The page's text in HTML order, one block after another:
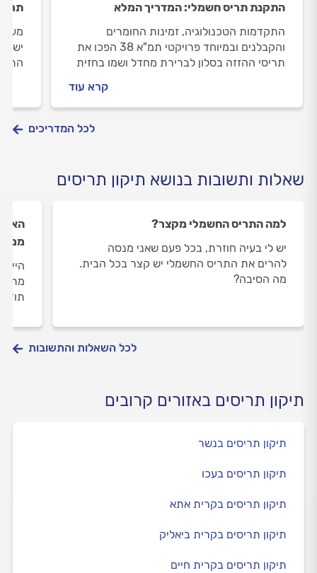
התקנת תריס חשמלי: המדריך המלא
התקדמות הטכנולוגיה, זמינות החומרים
והקבלנים ובמיוחד פרויקטי תמ"א 38 הפכו את
תריסי ההזזה בסלון לברירת מחדל ושמו בחזית
תריסים בבתים פרטיים ועל היתרונות שבתריסים
חשמליים בבית - בכתבה שלפניכם
קרא עוד
לכל המדריכים
שאלות ותשובות בנושא תיקון תריסים
למה התריס החשמלי מקצר?
יש לי בעיה חוזרת, בכל פעם שאני מנסה
להרים את התריס החשמלי יש קצר בכל הבית.
מה הסיבה?
האם
היי,
לכל השאלות והתשובות
תיקון תריסים באזורים קרובים
תיקון תריסים בנשר
תיקון תריסים בעכו
תיקון תריסים בקרית אתא
תיקון תריסים בקרית ביאליק
תיקון תריסים בקרית חיים